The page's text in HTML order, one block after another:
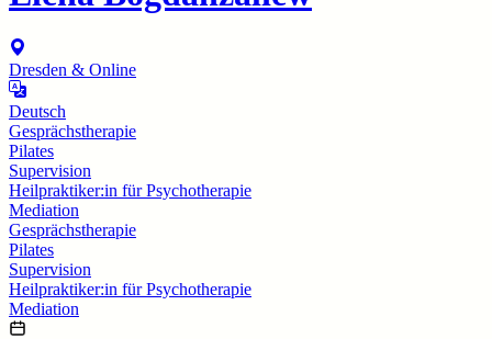
Dresden & Online
Deutsch
Gesprächstherapie
Pilates
Supervision
Heilpraktiker:in für Psychotherapie
Mediation
Gesprächstherapie
Pilates
Supervision
Heilpraktiker:in für Psychotherapie
Mediation